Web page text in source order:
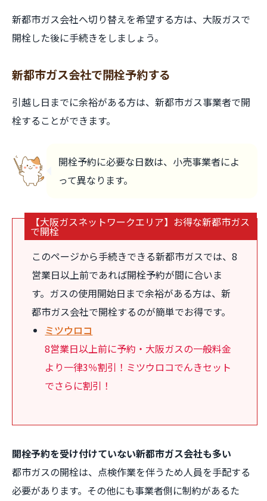
新都市ガス会社へ切り替えを希望する方は、大阪ガスで
開栓した後に手続きをしましょう。
新都市ガス会社で開栓予約する
引越し日までに余裕がある方は、新都市ガス事業者で開
栓することができます。
開栓予約に必要な日数は、小売事業者によ
って異なります。
【大阪ガスネットワークエリア】お得な新都市ガス
で開栓
このページから手続きできる新都市ガスでは、8
営業日以上前であれば開栓予約が間に合いま
す。ガスの使用開始日まで余裕がある方は、新
都市ガス会社で開栓するのが簡単でお得です。
ミツウロコ
8営業日以上前に予約・大阪ガスの一般料金
より一律3％割引！ミツウロコでんきセット
でさらに割引！
開栓予約を受け付けていない新都市ガス会社も多い
都市ガスの開栓は、点検作業を伴うため人員を手配する
必要があります。その他にも事業者側に制約があるた